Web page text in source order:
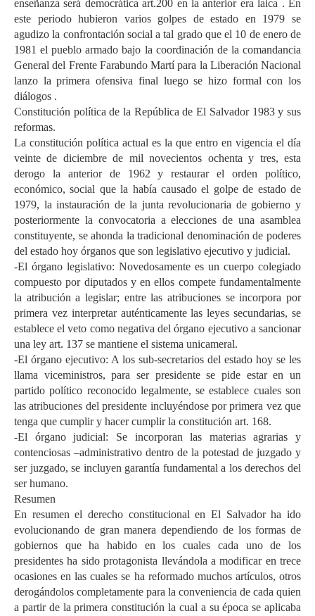
enseñanza será democrática art.200 en la anterior era laica . En
este periodo hubieron varios golpes de estado en 1979 se
agudizo la confrontación social a tal grado que el 10 de enero de
1981 el pueblo armado bajo la coordinación de la comandancia
General del Frente Farabundo Martí para la Liberación Nacional
lanzo la primera ofensiva final luego se hizo formal con los
diálogos .
Constitución política de la República de El Salvador 1983 y sus
reformas.
La constitución política actual es la que entro en vigencia el día
veinte de diciembre de mil novecientos ochenta y tres, esta
derogo la anterior de 1962 y restaurar el orden político,
económico, social que la había causado el golpe de estado de
1979, la instauración de la junta revolucionaria de gobierno y
posteriormente la convocatoria a elecciones de una asamblea
constituyente, se ahonda la tradicional denominación de poderes
del estado hoy órganos que son legislativo ejecutivo y judicial.
-El órgano legislativo: Novedosamente es un cuerpo colegiado
compuesto por diputados y en ellos compete fundamentalmente
la atribución a legislar; entre las atribuciones se incorpora por
primera vez interpretar auténticamente las leyes secundarias, se
establece el veto como negativa del órgano ejecutivo a sancionar
una ley art. 137 se mantiene el sistema unicameral.
-El órgano ejecutivo: A los sub-secretarios del estado hoy se les
llama viceministros, para ser presidente se pide estar en un
partido político reconocido legalmente, se establece cuales son
las atribuciones del presidente incluyéndose por primera vez que
tenga que cumplir y hacer cumplir la constitución art. 168.
-El órgano judicial: Se incorporan las materias agrarias y
contenciosas –administrativo dentro de la potestad de juzgado y
ser juzgado, se incluyen garantía fundamental a los derechos del
ser humano.
Resumen
En resumen el derecho constitucional en El Salvador ha ido
evolucionando de gran manera dependiendo de los formas de
gobiernos que ha habido en los cuales cada uno de los
presidentes ha sido protagonista llevándola a modificar en trece
ocasiones en las cuales se ha reformado muchos artículos, otros
derogándolos completamente para la conveniencia de cada quien
a partir de la primera constitución la cual a su época se aplicaba